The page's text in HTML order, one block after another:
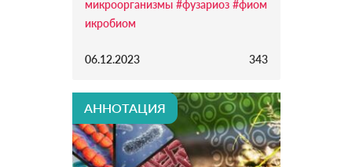
микроорганизмы #фузариоз #фиом
икробиом
06.12.2023 343
АННОТАЦИЯ